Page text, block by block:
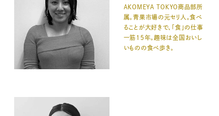
AKOMEYA TOKYO商品部所
属。青果市場の元セリ人。食べ
ることが大好きで、「食」の仕事
一筋15年。趣味は全国おいし
いものの食べ歩き。